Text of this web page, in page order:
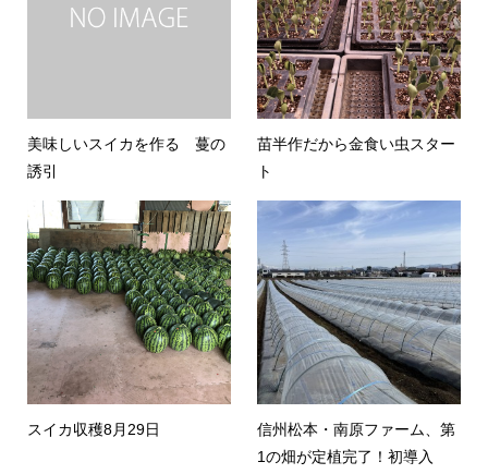
美味しいスイカを作る 蔓の
誘引
苗半作だから金食い虫スター
ト
スイカ収穫8月29日
信州松本・南原ファーム、第
1の畑が定植完了！初導入